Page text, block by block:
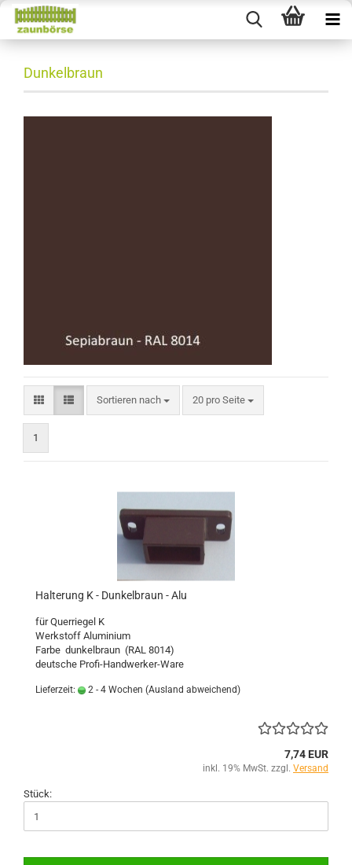
Dunkelbraun
Sortieren nach
Sortieren nach 20 pro Seite
pro Seite
1
Halterung K - Dunkelbraun - Alu
für Querriegel K
Werkstoff Aluminium
Farbe dunkelbraun (RAL 8014)
deutsche Profi-Handwerker-Ware
Lieferzeit: 2 - 4 Wochen (Ausland abweichend)
7,74 EUR
inkl. 19% MwSt. zzgl. Versand
Stück: